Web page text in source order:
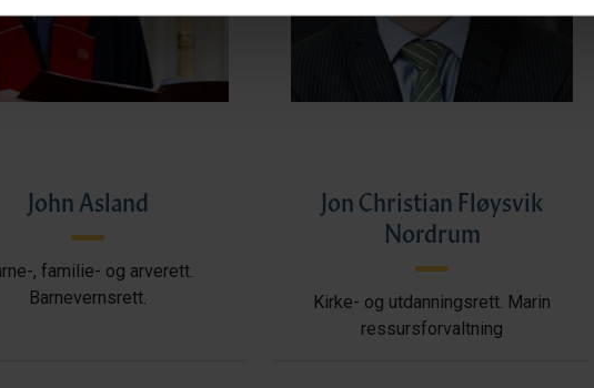
John Asland
, familie- og arverett.
Barnevernsrett.
Jon Christian Fløysvik
Nordrum
Kirke- og utdanningsrett. Marin
ressursforvaltning